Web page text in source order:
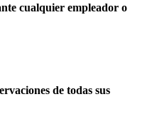
cualquier empleador o
de todas sus